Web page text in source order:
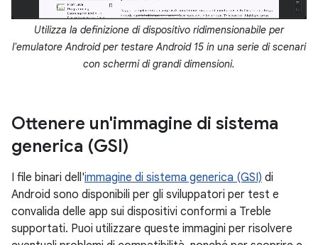
Utilizza la definizione di dispositivo ridimensionabile per
l'emulatore Android per testare Android 15 in una serie di scenari
con schermi di grandi dimensioni.
Ottenere un'immagine di sistema
generica (GSI)
I file binari dell'immagine di sistema generica (GSI) di
Android sono disponibili per gli sviluppatori per test e
convalida delle app sui dispositivi conformi a Treble
supportati. Puoi utilizzare queste immagini per risolvere